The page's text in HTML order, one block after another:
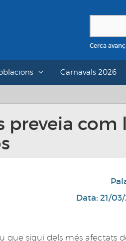
Cerca
Carnavals 2026
preveia
Data: 21/
que sigui dels més afectats